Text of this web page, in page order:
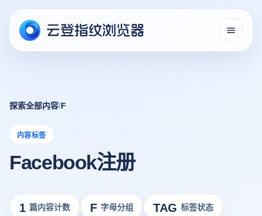
探索全部内容/F
内容标签
Facebook注册
1 篇内容计数 F 字母分组 TAG 标签状态